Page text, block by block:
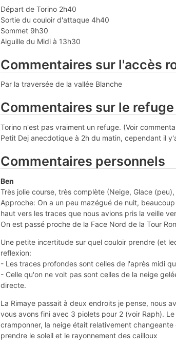
Départ de Torino 2h40
Sortie du couloir d'attaque 4h40
Sommet 9h30
Aiguille du Midi à 13h30
Commentaires sur l'accès
Par la traversée de la vallée Blanche
Commentaires sur le refuge
Torino n'est pas vraiment un refuge. (Voir
Petit Dej anecdotique à 2h du matin, cependant il
Commentaires personnels
Ben
Très jolie course, très complète (Neige, Glace
Approche: On a un peu mazégué de nuit,
haut vers les traces que nous avions pris la veille
On est passé proche de la Face Nord de la Tour
Une petite incertitude sur quel couloir prendre (et
reflexion:
- Les traces profondes sont celles de l'après midi
- Celle qu'on ne voit pas sont celles de la neige
directe.
La Rimaye passait à deux endroits je pense, nous
vous avons fini avec 3 piolets pour 2 (voir Raph).
cramponner, la neige était relativement
prendre le soleil et le rayonnement des cailloux